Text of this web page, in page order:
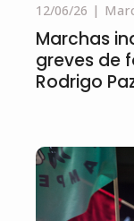
12/06/26
Marchas
greves de
Rodrigo